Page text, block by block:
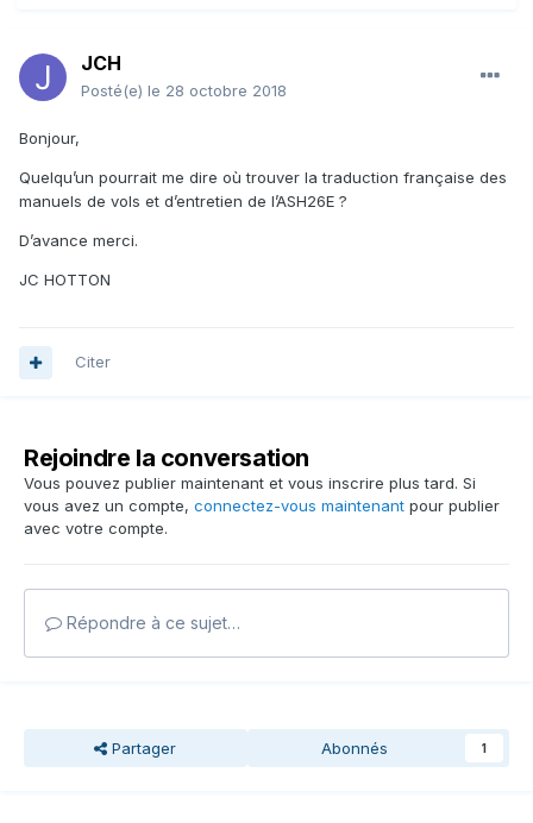
JCH
Posté(e) le 28 octobre 2018
Bonjour,
Quelqu’un pourrait me dire où trouver la traduction française des
manuels de vols et d’entretien de l’ASH26E ?
D’avance merci.
JC HOTTON
Citer
Rejoindre la conversation
Vous pouvez publier maintenant et vous inscrire plus tard. Si
vous avez un compte, connectez-vous maintenant pour publier
avec votre compte.
Répondre à ce sujet…
Partager Abonnés 1